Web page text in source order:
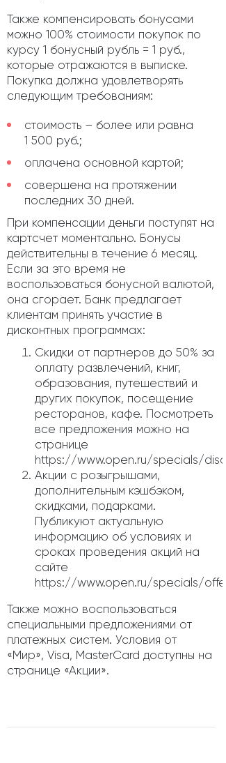
Также компенсировать бонусами
можно 100% стоимости покупок по
курсу 1 бонусный рубль = 1 руб.,
которые отражаются в выписке.
Покупка должна удовлетворять
следующим требованиям:
стоимость – более или равна
1 500 руб.;
оплачена основной картой;
совершена на протяжении
последних 30 дней.
При компенсации деньги поступят на
картсчет моментально. Бонусы
действительны в течение 6 месяц.
Если за это время не
воспользоваться бонусной валютой,
она сгорает. Банк предлагает
клиентам принять участие в
дисконтных программах:
Скидки от партнеров до 50% за
оплату развлечений, книг,
образования, путешествий и
других покупок, посещение
ресторанов, кафе. Посмотреть
все предложения можно на
странице
https://www.open.ru/specials/
Акции с розыгрышами,
дополнительным кэшбэком,
скидками, подарками.
Публикуют актуальную
информацию об условиях и
сроках проведения акций на
сайте
https://www.open.ru/specials/
Также можно воспользоваться
специальными предложениями от
платежных систем. Условия от
«Мир», Visa, MasterCard доступны на
странице «Акции».